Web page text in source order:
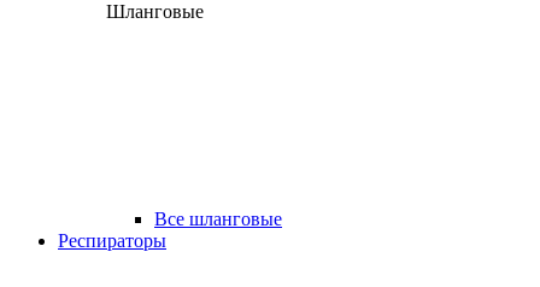
Шланговые
Все шланговые
Респираторы